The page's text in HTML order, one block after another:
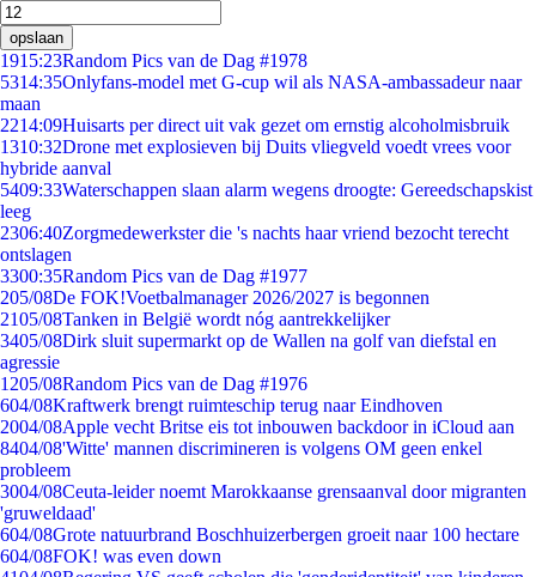
opslaan
1915:23Random Pics van de Dag #1978
5314:35Onlyfans-model met G-cup wil als NASA-ambassadeur naar
maan
2214:09Huisarts per direct uit vak gezet om ernstig alcoholmisbruik
1310:32Drone met explosieven bij Duits vliegveld voedt vrees voor
hybride aanval
5409:33Waterschappen slaan alarm wegens droogte: Gereedschapskist
leeg
2306:40Zorgmedewerkster die 's nachts haar vriend bezocht terecht
ontslagen
3300:35Random Pics van de Dag #1977
205/08De FOK!Voetbalmanager 2026/2027 is begonnen
2105/08Tanken in België wordt nóg aantrekkelijker
3405/08Dirk sluit supermarkt op de Wallen na golf van diefstal en
agressie
1205/08Random Pics van de Dag #1976
604/08Kraftwerk brengt ruimteschip terug naar Eindhoven
2004/08Apple vecht Britse eis tot inbouwen backdoor in iCloud aan
8404/08'Witte' mannen discrimineren is volgens OM geen enkel
probleem
3004/08Ceuta-leider noemt Marokkaanse grensaanval door migranten
'gruweldaad'
604/08Grote natuurbrand Boschhuizerbergen groeit naar 100 hectare
604/08FOK! was even down